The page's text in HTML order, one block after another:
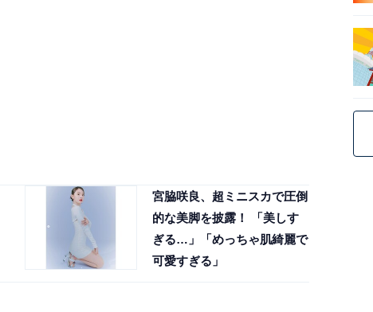
宮脇咲良、超ミニスカで圧倒
的な美脚を披露！ 「美しす
ぎる…」「めっちゃ肌綺麗で
可愛すぎる」